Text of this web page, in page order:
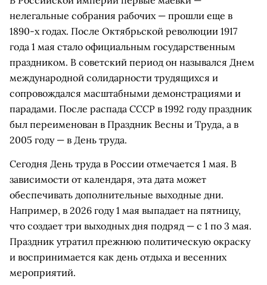
нелегальные собрания рабочих — прошли еще в
1890-х годах. После Октябрьской революции 1917
года 1 мая стало официальным государственным
праздником. В советский период он назывался Днем
международной солидарности трудящихся и
сопровождался масштабными демонстрациями и
парадами. После распада СССР в 1992 году праздник
был переименован в Праздник Весны и Труда, а в
2005 году — в День труда.
Сегодня День труда в России отмечается 1 мая. В
зависимости от календаря, эта дата может
обеспечивать дополнительные выходные дни.
Например, в 2026 году 1 мая выпадает на пятницу,
что создает три выходных дня подряд — с 1 по 3 мая.
Праздник утратил прежнюю политическую окраску
и воспринимается как день отдыха и весенних
мероприятий.